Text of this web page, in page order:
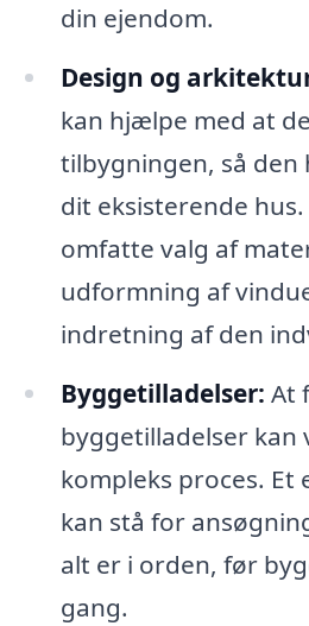
din ejendom.
Design og
kan hjælpe med at
tilbygningen, så
dit eksisterende
omfatte valg af
udformning af
indretning af den
Byggetilladelser: At
byggetilladelser kan
kompleks proces.
kan stå for
alt er i orden, før
gang.